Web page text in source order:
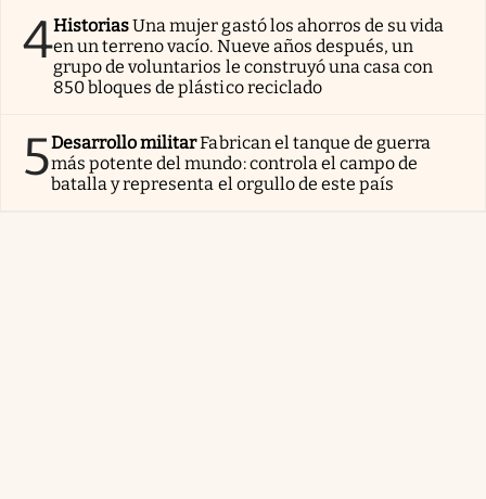
4HistoriasUna mujer gastó los ahorros de su vida
en un terreno vacío. Nueve años después, un
grupo de voluntarios le construyó una casa con
850 bloques de plástico reciclado
5Desarrollo militarFabrican el tanque de guerra
más potente del mundo: controla el campo de
batalla y representa el orgullo de este país